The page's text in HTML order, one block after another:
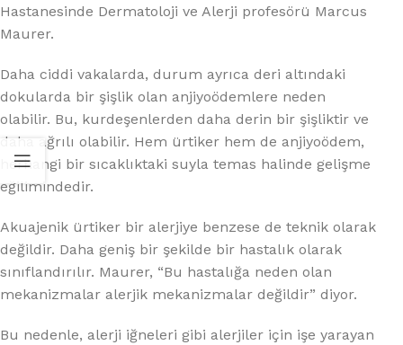
Hastanesinde Dermatoloji ve Alerji profesörü Marcus
Maurer.
Daha ciddi vakalarda, durum ayrıca deri altındaki
dokularda bir şişlik olan anjiyoödemlere neden
olabilir. Bu, kurdeşenlerden daha derin bir şişliktir ve
daha ağrılı olabilir. Hem ürtiker hem de anjiyoödem,
herhangi bir sıcaklıktaki suyla temas halinde gelişme
eğilimindedir.
Akuajenik ürtiker bir alerjiye benzese de teknik olarak
değildir. Daha geniş bir şekilde bir hastalık olarak
sınıflandırılır. Maurer, “Bu hastalığa neden olan
mekanizmalar alerjik mekanizmalar değildir” diyor.
Bu nedenle, alerji iğneleri gibi alerjiler için işe yarayan